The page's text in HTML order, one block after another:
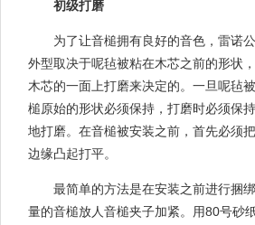
初级打磨
为了让音槌拥有良好的音色，雷诺
外型取决于呢毡被粘在木芯之前的形状
木芯的一面上打磨来决定的。一旦呢毡
槌原始的形状必须保持，打磨时必须保
地打磨。在音槌被安装之前，首先必须
边缘凸起打平。
最简单的方法是在安装之前进行捆
量的音槌放人音槌夹子加紧。用80号砂